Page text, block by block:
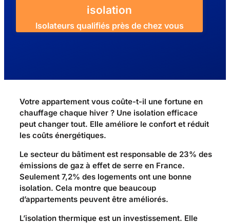
isolation
Isolateurs qualifiés près de chez vous
Votre appartement vous coûte-t-il une fortune en
chauffage chaque hiver ? Une isolation efficace
peut changer tout. Elle améliore le confort et réduit
les coûts énergétiques.
Le secteur du bâtiment est responsable de 23% des
émissions de gaz à effet de serre en France.
Seulement 7,2% des logements ont une bonne
isolation. Cela montre que beaucoup
d’appartements peuvent être améliorés.
L’isolation thermique est un investissement. Elle